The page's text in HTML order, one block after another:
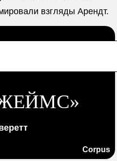
взгляды Арендт.
Corpus